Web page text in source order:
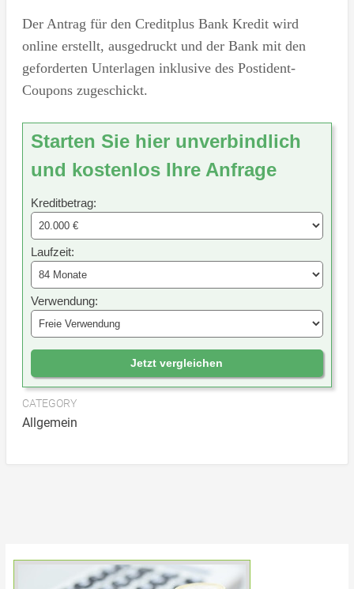
Der Antrag für den Creditplus Bank Kredit wird
online erstellt, ausgedruckt und der Bank mit den
geforderten Unterlagen inklusive des Postident-
Coupons zugeschickt.
Starten Sie hier unverbindlich
und kostenlos Ihre Anfrage
Kreditbetrag:
Laufzeit:
Verwendung:
Jetzt vergleichen
CATEGORY
Allgemein